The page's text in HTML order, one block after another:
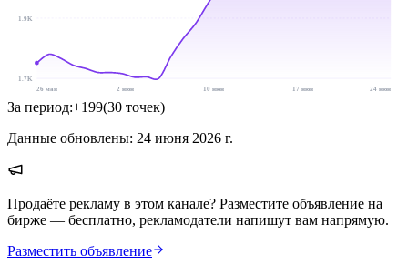
1.9K
1.7K
26 май
2 июн 10 июн 17 июн 24 июн
За период:+199(30 точек)
Данные обновлены: 24 июня 2026 г.
Продаёте рекламу в этом канале? Разместите объявление на
бирже — бесплатно, рекламодатели напишут вам напрямую.
Разместить объявление